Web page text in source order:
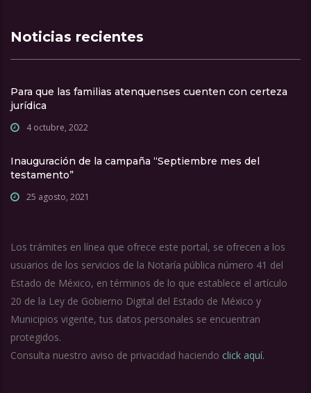
Noticias recientes
Para que las familias atenquenses cuenten con certeza
jurídica
4 octubre, 2022
Inauguración de la campaña “Septiembre mes del
testamento”
25 agosto, 2021
Los trámites en línea que ofrece este portal, se ofrecen a los
usuarios de los servicios de la Notaría pública número 41 del
Estado de México, en términos de lo que establece el artículo
20 de la Ley de Gobierno Digital del Estado de México y
Municipios vigente, tus datos personales se encuentran
protegidos.
Consulta nuestro aviso de privacidad haciendo click aquí.